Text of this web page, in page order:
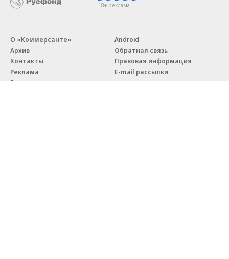
18+ реклама
О «Коммерсанте»
Архив
Контакты
Реклама
Вакансии
Android
Обратная связь
Правовая информация
E-mail рассылки